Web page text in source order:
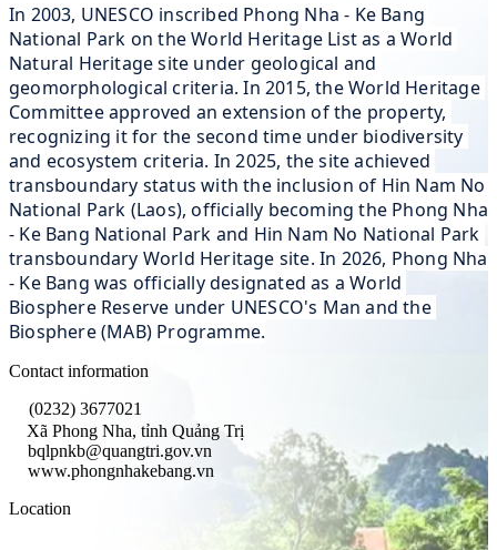
In 2003, UNESCO inscribed Phong Nha - Ke Bang
National Park on the World Heritage List as a World
Natural Heritage site under geological and
geomorphological criteria. In 2015, the World Heritage
Committee approved an extension of the property,
recognizing it for the second time under biodiversity
and ecosystem criteria. In 2025, the site achieved
transboundary status with the inclusion of Hin Nam No
National Park (Laos), officially becoming the Phong Nha
- Ke Bang National Park and Hin Nam No National Park
transboundary World Heritage site. In 2026, Phong Nha
- Ke Bang was officially designated as a World
Biosphere Reserve under UNESCO's Man and the
Biosphere (MAB) Programme.
Contact information
(0232) 3677021
Xã Phong Nha, tỉnh Quảng Trị
bqlpnkb@quangtri.gov.vn
www.phongnhakebang.vn
Location